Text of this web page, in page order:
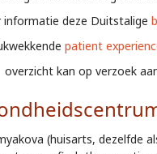
informatie deze Duitstalige
patient
overzicht kan op verzoek
(huisarts, dezelfde